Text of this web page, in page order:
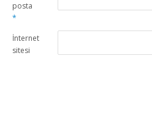
posta
*
İnternet
sitesi